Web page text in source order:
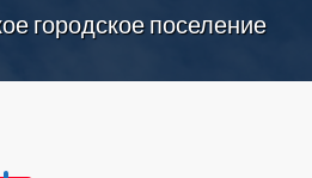
городское поселение